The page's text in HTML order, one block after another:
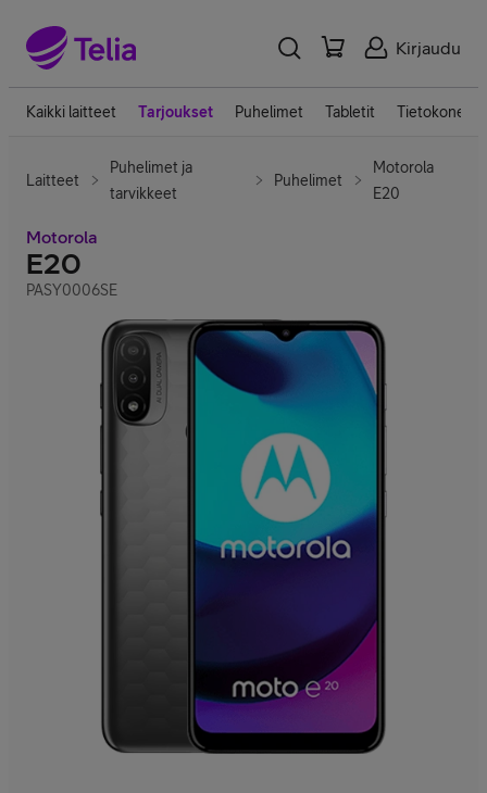
Kirjaudu
Kaikki laitteet Tarjoukset Puhelimet Tabletit Tietokoneet
Laitteet
Puhelimet ja
tarvikkeet
Puhelimet
Motorola
E20
Motorola
E20
PASY0006SE